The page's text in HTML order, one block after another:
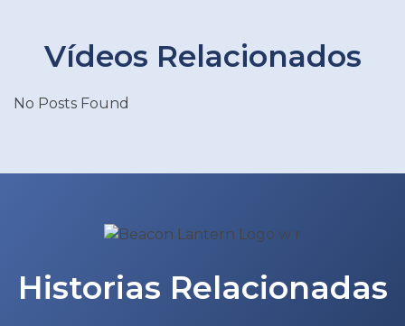
Vídeos Relacionados
No Posts Found
Historias Relacionadas